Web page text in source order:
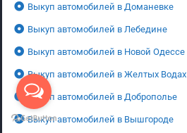
Выкуп автомобилей в Доманевке
Выкуп автомобилей в Лебедине
Выкуп автомобилей в Новой Одессе
Выкуп автомобилей в Желтых Водах
Выкуп автомобилей в Доброполье
Выкуп автомобилей в Вышгороде